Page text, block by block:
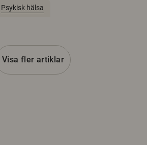
Psykisk hälsa
Visa fler artiklar